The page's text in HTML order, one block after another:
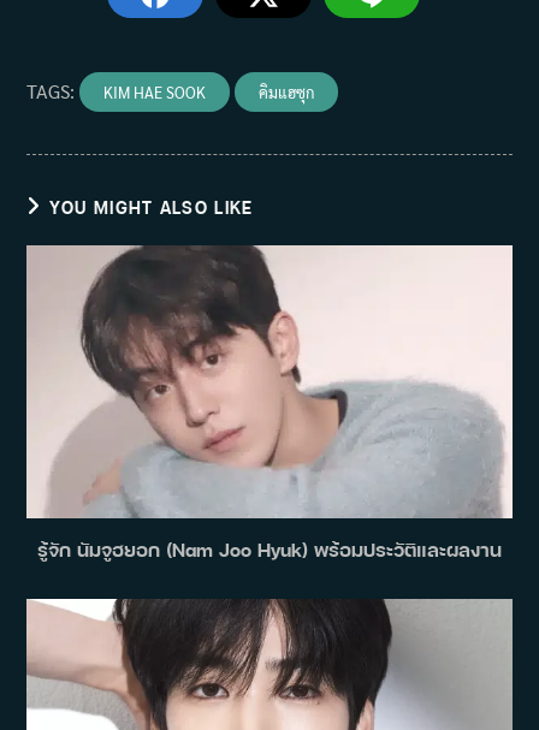
TAGS: KIM HAE SOOK คิมแฮซุก
YOU MIGHT ALSO LIKE
รู้จัก นัมจูฮยอก (Nam Joo Hyuk) พร้อมประวัติและผลงาน